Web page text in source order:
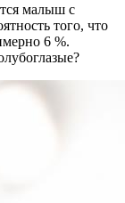
малыш с
того, что
6 %.